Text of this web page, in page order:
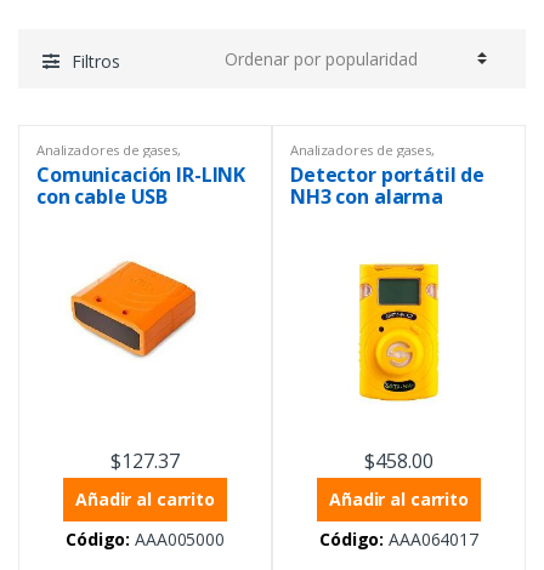
Filtros
Analizadores de gases,
Analizadores de gases
Analizadores de gases Equipos
de Laboratorio,Equipos de
medición ambiental,
Comunicación IR-LINK
con cable USB
$127.37
Añadir al carrito
Código: AAA005000
Analizadores de gases,
Analizadores de gases
Analizadores de gases,Equipos
de Laboratorio,Equipos de
medición ambiental,Equipos de
Detector portátil de
NH3 con alarma
$458.00
Añadir al carrito
Código: AAA064017